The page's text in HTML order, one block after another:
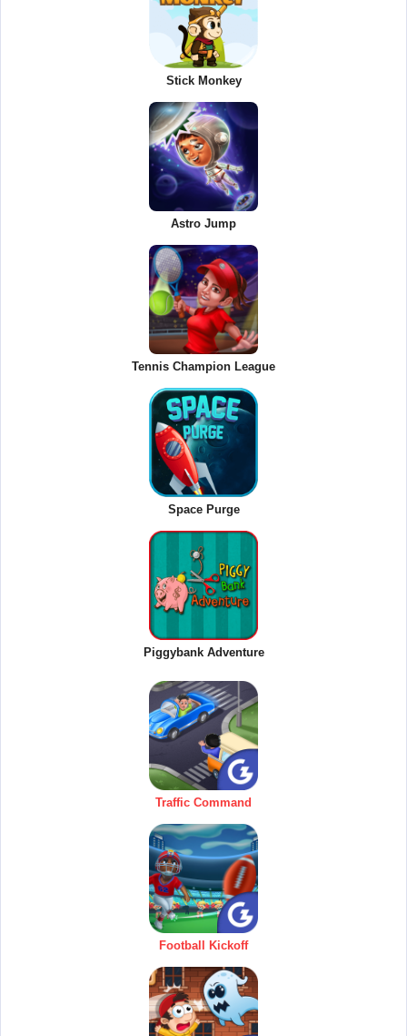
Stick Monkey
Astro Jump
Tennis Champion League
Space Purge
Piggybank Adventure
Traffic Command
Football Kickoff